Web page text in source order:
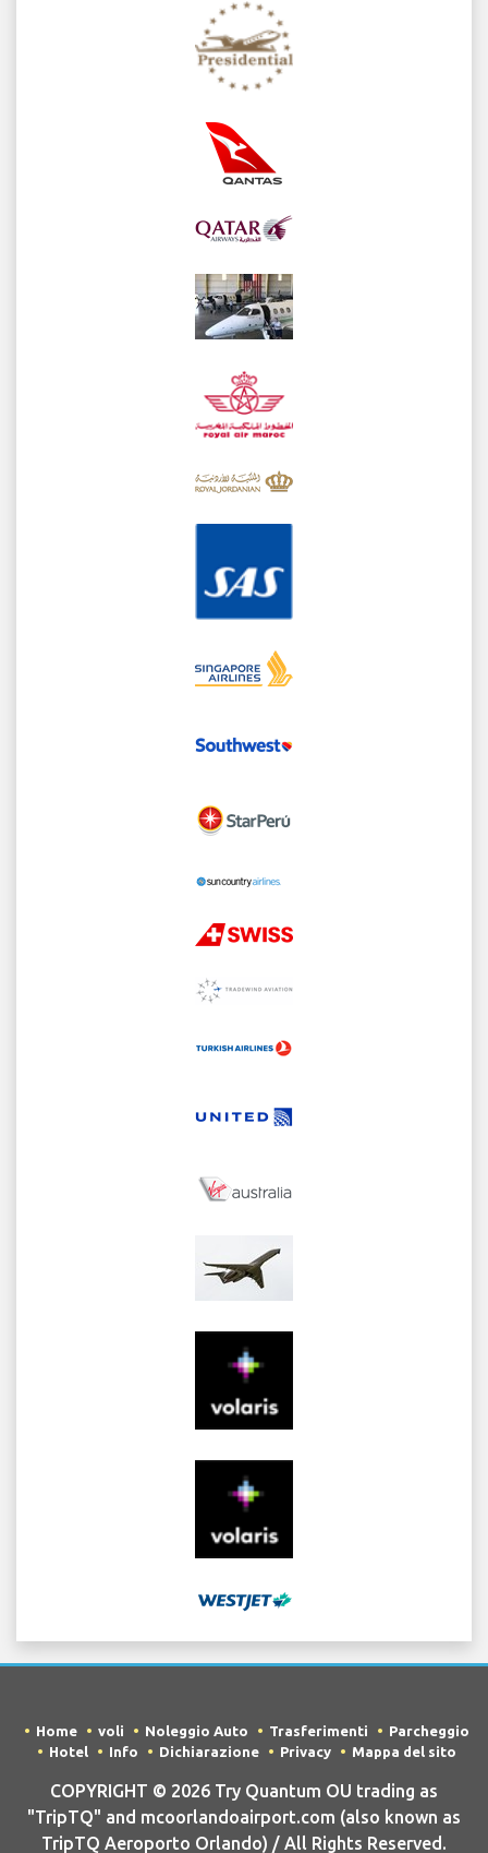
Home voli Noleggio Auto Trasferimenti
Parcheggio
Hotel
Info Dichiarazione Privacy Mappa del sito
COPYRIGHT © 2026 Try Quantum OU trading as
"TripTQ" and mcoorlandoairport.com (also known as
TripTQ Aeroporto Orlando) / All Rights Reserved.